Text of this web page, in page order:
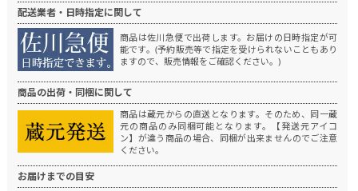
配送業者・日時指定に関して
商品は佐川急便で出荷します。 お届けの日時指定が可
能です。(予約販売等で指定を受けられないこともあり
ますので、販売情報をご確認ください。)
商品の出荷・同梱に関して
商品は蔵元からの直送となります。 そのため、同一蔵
元の商品のみ同梱可能となります。
【発送元アイコ
ン】が違う商品の場合、同梱が出来ませんのでご注意
ください。
お届けまでの目安